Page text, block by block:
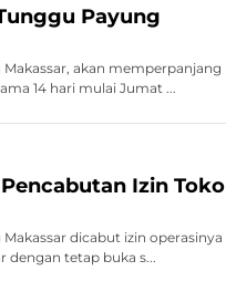
Payung
Makassar, akan memperpanjang
14 hari mulai Jumat ...
Izin Toko
Makassar dicabut izin operasinya
tetap buka s...